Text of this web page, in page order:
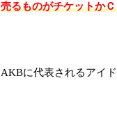
売るものがチケットか
AKBに代表されるアイ